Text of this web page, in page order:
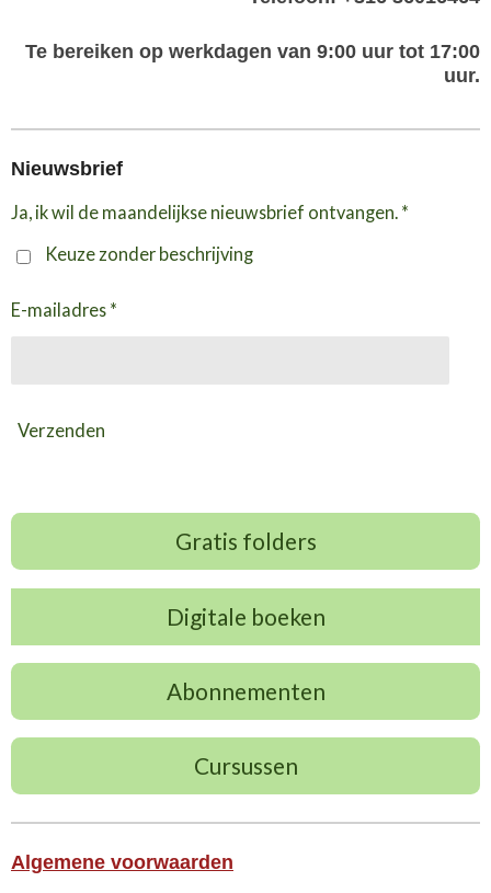
Te bereiken op werkdagen van 9:00 uur tot 17:00
uur.
Nieuwsbrief
Ja, ik wil de maandelijkse nieuwsbrief ontvangen. *
Keuze zonder beschrijving
E-mailadres *
Verzenden
Gratis folders
Digitale boeken
Abonnementen
Cursussen
Algemene voorwaarden